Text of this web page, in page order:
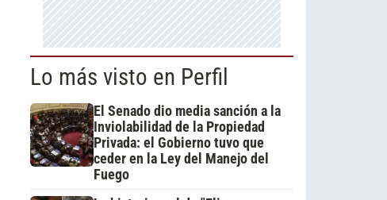
Lo más visto en Perfil
El Senado dio media sanción a la
Inviolabilidad de la Propiedad
Privada: el Gobierno tuvo que
ceder en la Ley del Manejo del
Fuego